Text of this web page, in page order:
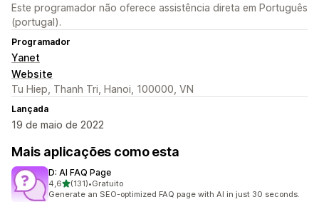
Este programador não oferece assistência direta em Português
(portugal).
Programador
Yanet
Website
Tu Hiep, Thanh Tri, Hanoi, 100000, VN
Lançada
19 de maio de 2022
Mais aplicações como esta
D: AI FAQ Page
4,6de 5 estrelas
(131)
131 total de avaliações
•Gratuito
Generate an SEO-optimized FAQ page with AI in just 30 seconds.